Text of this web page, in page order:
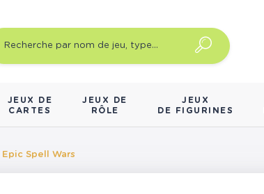
JEUX DE
CARTES
JEUX DE
RÔLE
JEUX
DE FIGURINES
Epic Spell Wars